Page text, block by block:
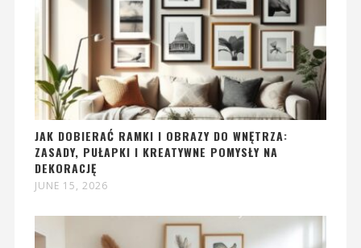
JAK DOBIERAĆ RAMKI I OBRAZY DO WNĘTRZA:
ZASADY, PUŁAPKI I KREATYWNE POMYSŁY NA
DEKORACJĘ
JUNE 15, 2026